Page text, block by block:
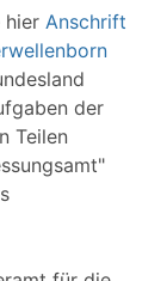
hier Anschrift
der
Teilen